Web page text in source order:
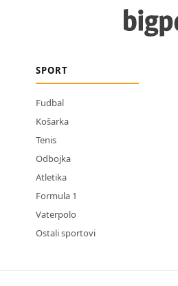
SPORT
Fudbal
Košarka
Tenis
Odbojka
Atletika
Formula 1
Vaterpolo
Ostali sportovi